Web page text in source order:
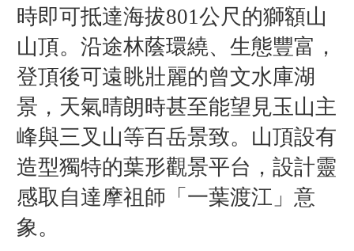
時即可抵達海拔801公尺的獅額山
山頂。沿途林蔭環繞、生態豐富，
登頂後可遠眺壯麗的曾文水庫湖
景，天氣晴朗時甚至能望見玉山主
峰與三叉山等百岳景致。山頂設有
造型獨特的葉形觀景平台，設計靈
感取自達摩祖師「一葉渡江」意
象。